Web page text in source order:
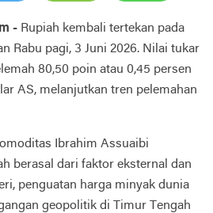
- Rupiah kembali tertekan pada
Rabu pagi, 3 Juni 2026. Nilai tukar
80,50 poin atau 0,45 persen
AS, melanjutkan tren pelemahan
Ibrahim Assuaibi
berasal dari faktor eksternal dan
penguatan harga minyak dunia
geopolitik di Timur Tengah